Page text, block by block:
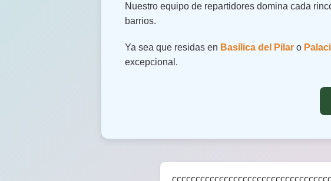
Nuestro equipo de repartidores domina cada
barrios.
Ya sea que residas en Basílica del Pilar o
excepcional.